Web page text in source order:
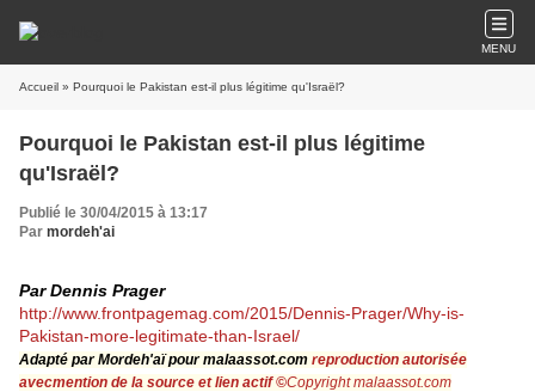
MENU
Accueil » Pourquoi le Pakistan est-il plus légitime qu'Israël?
Pourquoi le Pakistan est-il plus légitime
qu'Israël?
Publié le 30/04/2015 à 13:17
Par mordeh'ai
Par Dennis Prager
http://www.frontpagemag.com/2015/Dennis-Prager/Why-is-
Pakistan-more-legitimate-than-Israel/
Adapté par Mordeh'aï pourmalaassot.com reproduction autorisée
avecmention de la source et lien actif ©Copyrightmalaassot.com